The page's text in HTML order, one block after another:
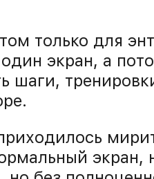
только для
экран, а
шаги,
экран,